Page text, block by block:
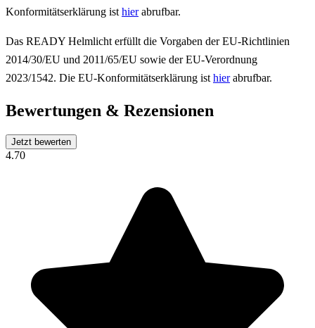
Konformitätserklärung ist hierabrufbar.
Das READY Helmlicht erfüllt die Vorgaben der EU-Richtlinien
2014/30/EU und 2011/65/EU sowie der EU-Verordnung
2023/1542. Die EU-Konformitätserklärung ist hierabrufbar.
Bewertungen & Rezensionen
Jetzt bewerten
4.70